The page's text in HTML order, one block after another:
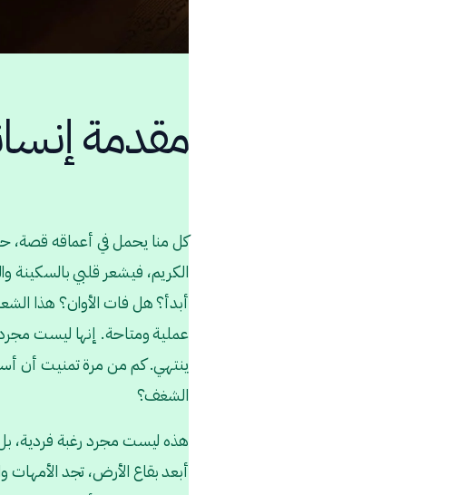
مقدمة
كل منا يحمل في أعماقه قصة،
الكريم، فيشعر قلبي
أبدأ؟ هل فات الأوان؟ هذا
عملية ومتاحة. إنها ليست
ينتهي. كم من مرة تمنيت أن
الشغف؟
هذه ليست مجرد رغبة فردية،
أبعد بقاع الأرض، تجد